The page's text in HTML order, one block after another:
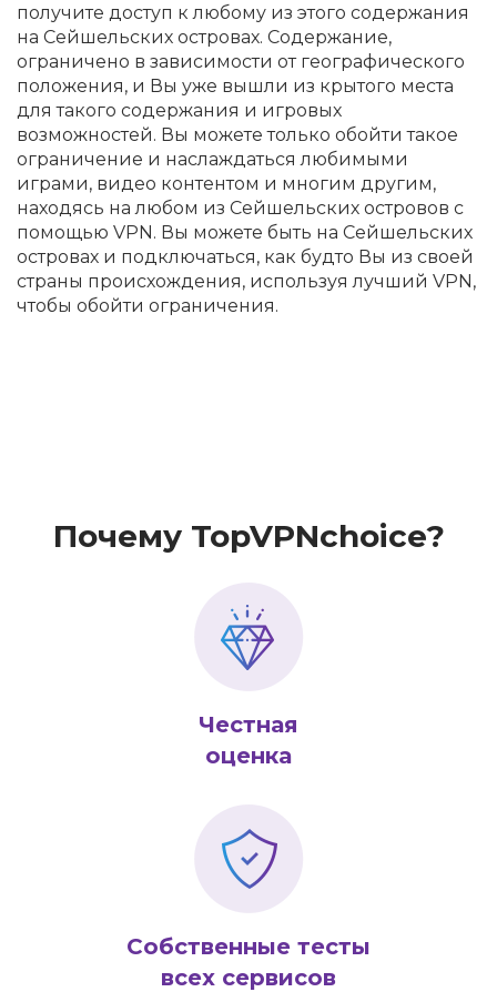
получите доступ к любому из этого содержания
на Сейшельских островах. Содержание,
ограничено в зависимости от географического
положения, и Вы уже вышли из крытого места
для такого содержания и игровых
возможностей. Вы можете только обойти такое
ограничение и наслаждаться любимыми
играми, видео контентом и многим другим,
находясь на любом из Сейшельских островов с
помощью VPN. Вы можете быть на Сейшельских
островах и подключаться, как будто Вы из своей
страны происхождения, используя лучший VPN,
чтобы обойти ограничения.
Почему TopVPNchoice?
Честная
оценка
Собственные тесты
всех сервисов